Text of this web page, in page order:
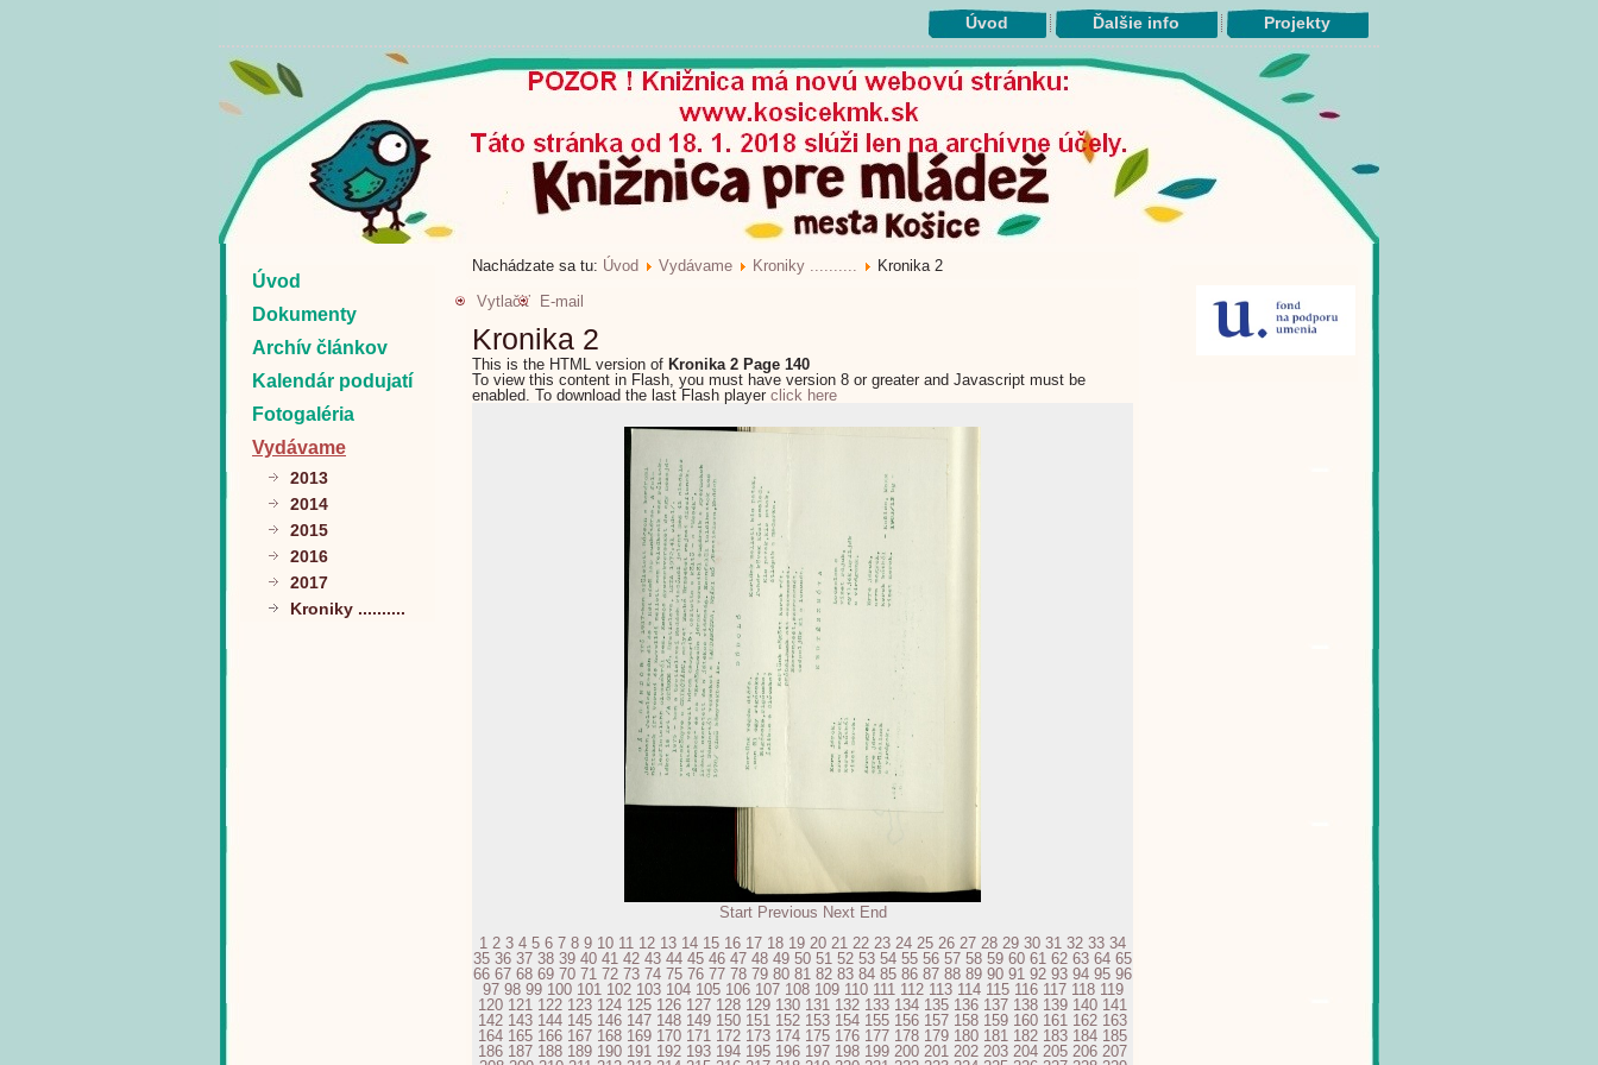
Úvod Ďalšie info Projekty
Úvod
Dokumenty
Archív článkov
Kalendár podujatí
Fotogaléria
Vydávame
2013
2014
2015
2016
2017
Kroniky ..........
Nachádzate sa tu: Úvod Vydávame Kroniky ..........
Kronika 2
Vytlačiť
E-mail
Kronika 2
This is the HTML version of Kronika 2 Page 140
To view this content in Flash, you must have version 8 or greater and Javascript must be
enabled. To download the last Flash player click here
Start Previous Next End
1 2 3 4 5 6 7 8 9 10 11 12 13 14 15 16 17 18 19 20 21 22 23 24 25 26 27 28 29 30 31 32 33 34
35 36 37 38 39 40 41 42 43 44 45 46 47 48 49 50 51 52 53 54 55 56 57 58 59 60 61 62 63 64 65
66 67 68 69 70 71 72 73 74 75 76 77 78 79 80 81 82 83 84 85 86 87 88 89 90 91 92 93 94 95 96
97 98 99 100 101 102 103 104 105 106 107 108 109 110 111 112 113 114 115 116 117 118 119
120 121 122 123 124 125 126 127 128 129 130 131 132 133 134 135 136 137 138 139 140 141
142 143 144 145 146 147 148 149 150 151 152 153 154 155 156 157 158 159 160 161 162 163
164 165 166 167 168 169 170 171 172 173 174 175 176 177 178 179 180 181 182 183 184 185
186 187 188 189 190 191 192 193 194 195 196 197 198 199 200 201 202 203 204 205 206 207